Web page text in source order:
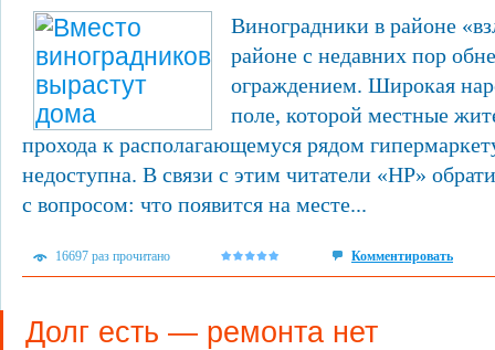
Виноградники в районе
районе с недавних пор
ограждением. Широкая
поле, которой местные
прохода к располагающемуся рядом
недоступна. В связи с этим читатели «НР»
с вопросом: что появится на месте...
16697 раз прочитано Комментировать
Долг есть — ремонта нет